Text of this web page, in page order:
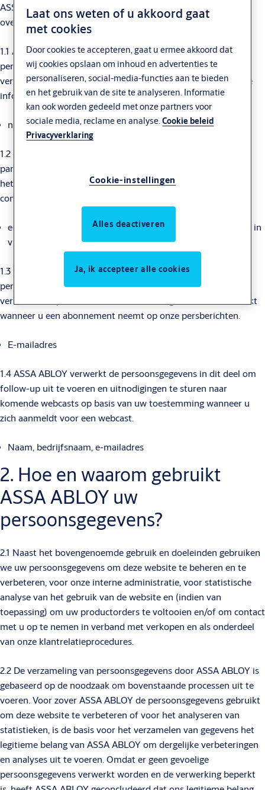
ASSA ABLOY zal uw persoonsgegevens verwerken in
overeenstemming met de volgende beschrijving.
1.1 ASSA ABLOY zal de in deze paragraaf 1.1 uiteengezette
persoonsgegevens verwerken om ons legitieme belang te
verwezenlijken voor het verstrekken van de door u gevraagde
informatie:
naam, adres, e-mailadres en telefoonnummer
1.2 ASSA ABLOY verwerkt de persoonsgegevens in deze
paragraaf 1.2 om ons legitieme belang te verwezenlijken voor
het beantwoorden van uw berichten wanneer u met ons
communiceert:
e-mailadres, contactgegevens, aanvullende informatie die u in
vrije tekst verstrekt
1.3 ASSA ABLOY zal de in deze paragraaf 1.3 uiteengezette
persoonsgegevens verwerken om u persberichten te kunnen
verstrekken op basis van uw toestemming die u hebt verstrekt
wanneer u een abonnement neemt op onze persberichten.
E-mailadres
1.4 ASSA ABLOY verwerkt de persoonsgegevens in dit deel om
follow-up uit te voeren en uitnodigingen te sturen naar
komende webcasts op basis van uw toestemming wanneer u
zich aanmeldt voor een webcast.
Naam, bedrijfsnaam, e-mailadres
2. Hoe en waarom gebruikt
ASSA ABLOY uw
persoonsgegevens?
2.1 Naast het bovengenoemde gebruik en doeleinden gebruiken
we uw persoonsgegevens om deze website te beheren en te
verbeteren, voor onze interne administratie, voor statistische
analyse van het gebruik van de website en (indien van
toepassing) om uw productorders te voltooien en/of om contact
met u op te nemen in verband met verkopen en als onderdeel
van onze klantrelatieprocedures.
2.2 De verzameling van persoonsgegevens door ASSA ABLOY is
gebaseerd op de noodzaak om bovenstaande processen uit te
voeren. Voor zover ASSA ABLOY de persoonsgegevens gebruikt
om deze website te verbeteren of voor het analyseren van
statistieken, is de basis voor het verzamelen van gegevens het
legitieme belang van ASSA ABLOY om dergelijke verbeteringen
en analyses uit te voeren. Omdat er geen gevoelige
persoonsgegevens verwerkt worden en de verwerking beperkt
Laat ons weten of u akkoord gaat
met cookies
Door cookies te accepteren, gaat u ermee akkoord dat
wij cookies opslaan om inhoud en advertenties te
personaliseren, social-media-functies aan te bieden
en het gebruik van de site te analyseren. Informatie
kan ook worden gedeeld met onze partners voor
sociale media, reclame en analyse.Cookie beleid
Privacyverklaring
Cookie-instellingen
Alles deactiveren
Ja, ik accepteer alle cookies